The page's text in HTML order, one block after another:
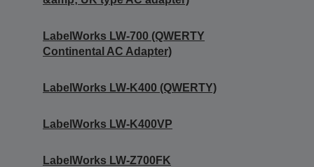
LabelWorks LW-700 (QWERTY
Continental AC Adapter)
LabelWorks LW-K400 (QWERTY)
LabelWorks LW-K400VP
LabelWorks LW-Z700FK